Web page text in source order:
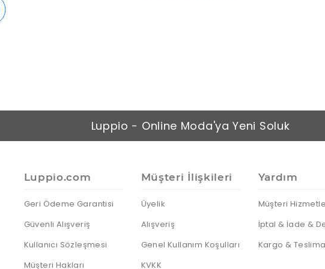
Luppio - Online Moda'ya Yeni Soluk
Luppio.com
Geri Ödeme Garantisi
Güvenli Alışveriş
Kullanıcı Sözleşmesi
Müşteri Hakları
Müşteri İlişkileri
Üyelik
Alışveriş
Genel Kullanım Koşulları
KVKK
Yardım
Müşteri
İptal & İade &
Kargo &